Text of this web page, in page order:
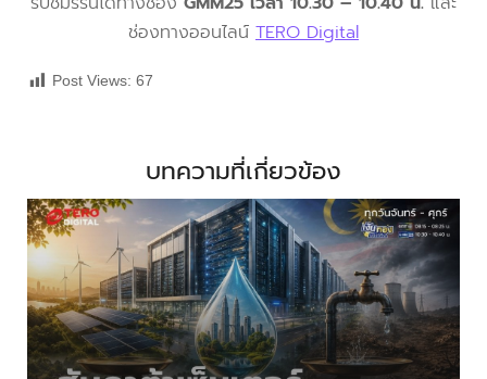
ช่องทางออนไลน์ TERO Digital
Post Views: 67
บทความที่เกี่ยวข้อง